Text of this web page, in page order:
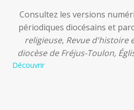
Consultez les versions
périodiques diocésains et
religieuse, Revue d'histoire
diocèse de Fréjus-Toulon,
Découvrir